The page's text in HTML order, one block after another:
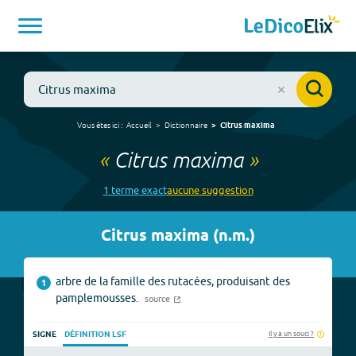
Vous êtes ici : Accueil Dictionnaire Citrus maxima
« Citrus maxima»
1 termeexactaucunesuggestion
Citrus maxima (n.m.)
1
arbre de la famille des rutacées, produisant des
pamplemousses.
source
SIGNE DÉFINITION LSF Il y a un souci ?